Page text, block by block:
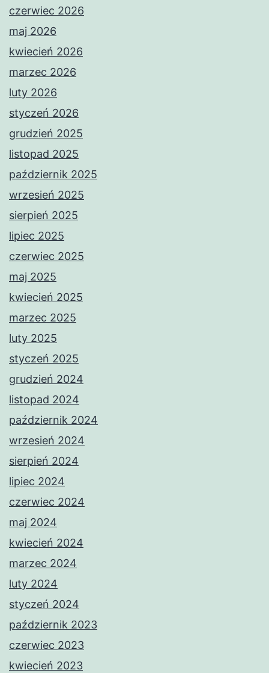
czerwiec 2026
maj 2026
kwiecień 2026
marzec 2026
luty 2026
styczeń 2026
grudzień 2025
listopad 2025
październik 2025
wrzesień 2025
sierpień 2025
lipiec 2025
czerwiec 2025
maj 2025
kwiecień 2025
marzec 2025
luty 2025
styczeń 2025
grudzień 2024
listopad 2024
październik 2024
wrzesień 2024
sierpień 2024
lipiec 2024
czerwiec 2024
maj 2024
kwiecień 2024
marzec 2024
luty 2024
styczeń 2024
październik 2023
czerwiec 2023
kwiecień 2023